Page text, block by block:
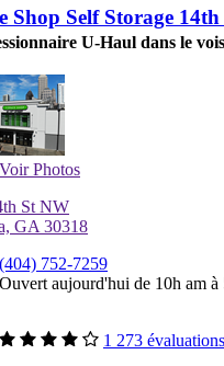
Shop Self Storage
U-Haul dans le
VoirPhotos
St NW
GA 30318
(404) 752-7259
Ouvert aujourd'hui de 10h am à
1 273 évaluations